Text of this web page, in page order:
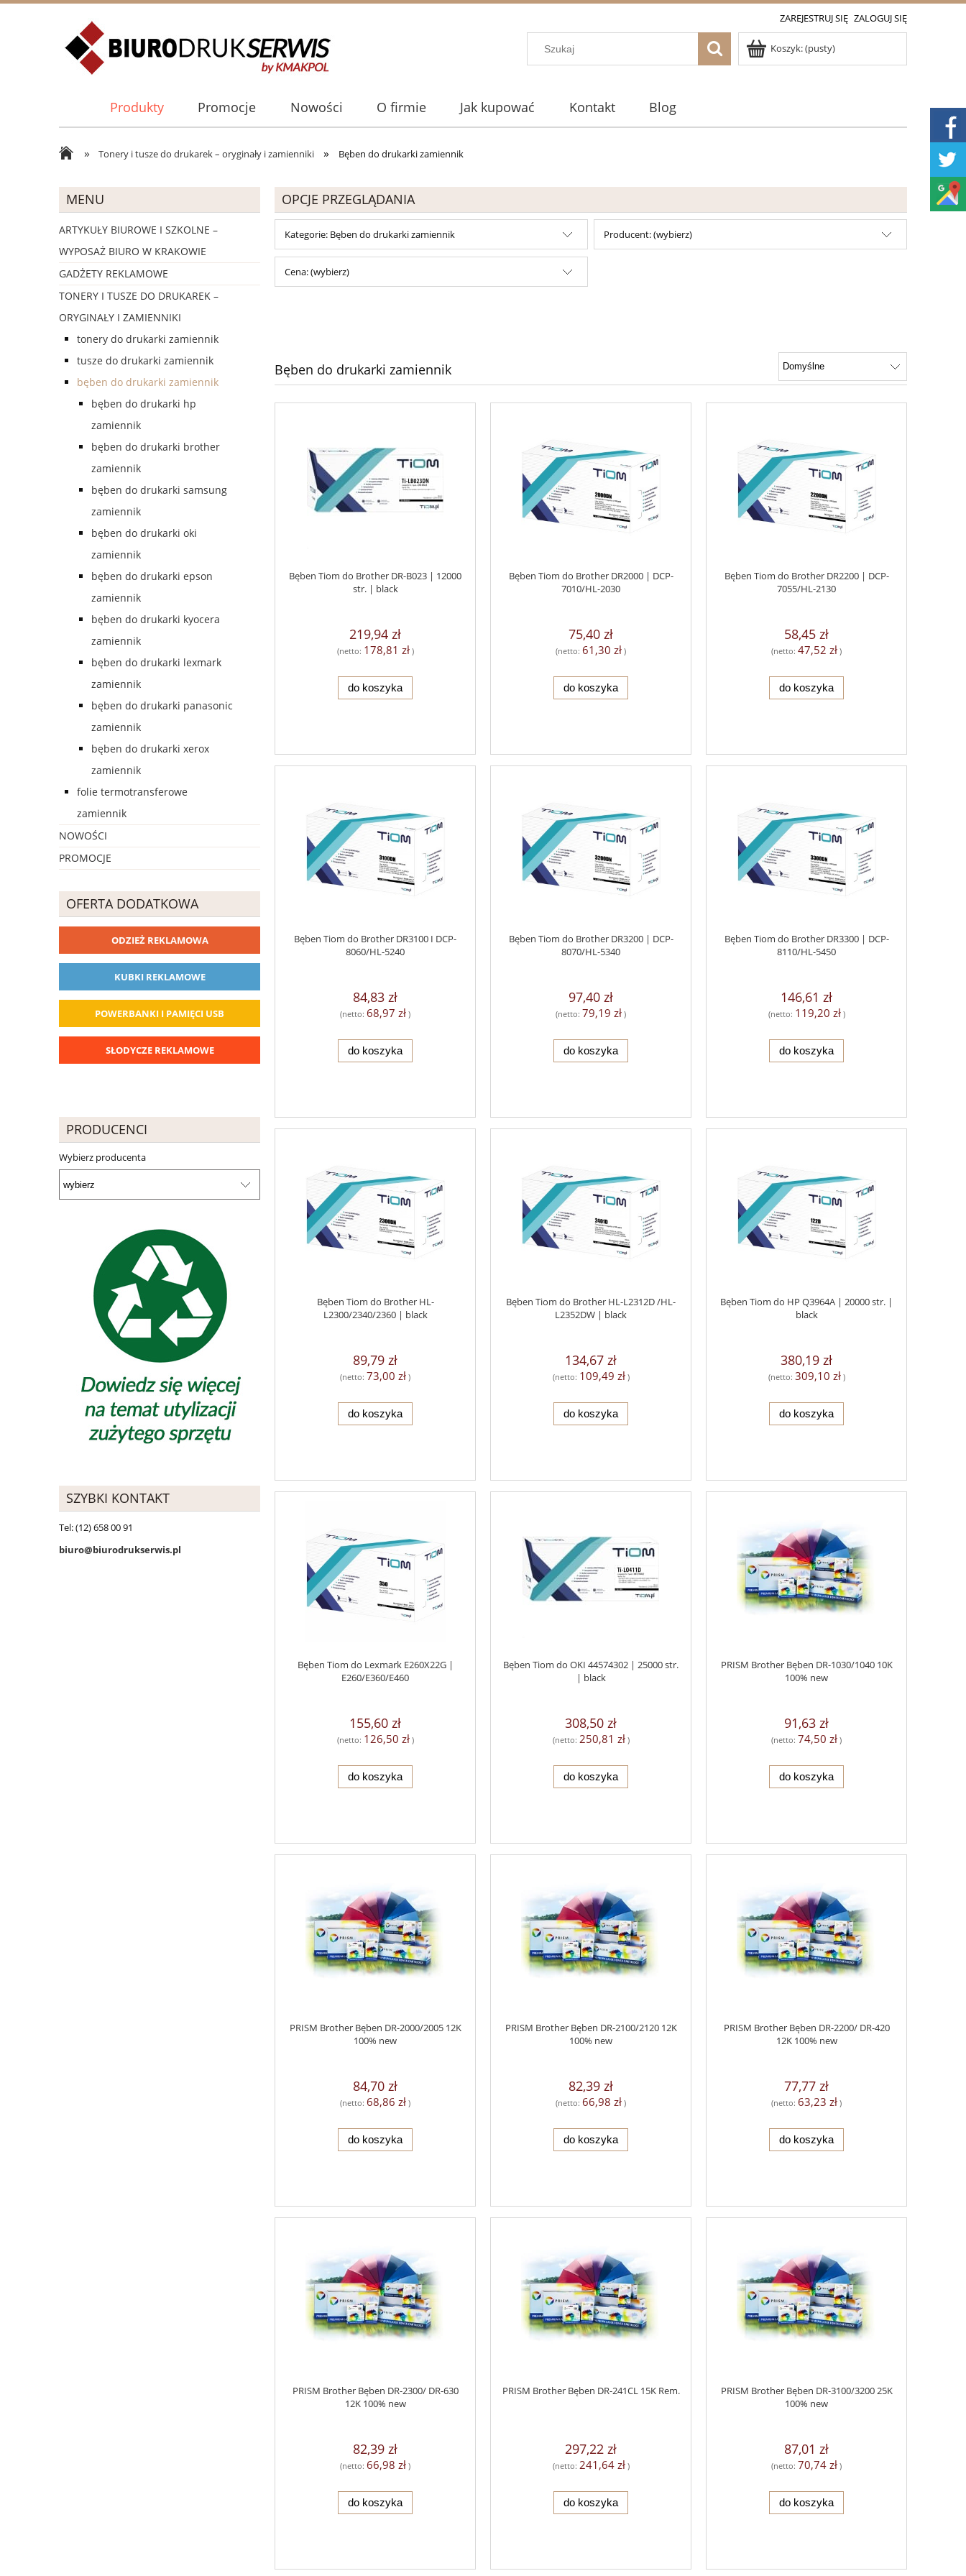
ZAREJESTRUJ SIĘ ZALOGUJ SIĘ
Koszyk:(pusty)
Produkty Promocje Nowości O firmie Jak kupować Kontakt Blog
» Tonery i tusze do drukarek – oryginały i zamienniki » Bęben do drukarki zamiennik
MENU
ARTYKUŁY BIUROWE I SZKOLNE –
WYPOSAŻ BIURO W KRAKOWIE
GADŻETY REKLAMOWE
TONERY I TUSZE DO DRUKAREK –
ORYGINAŁY I ZAMIENNIKI
tonery do drukarki zamiennik
tusze do drukarki zamiennik
bęben do drukarki zamiennik
bęben do drukarki hp
zamiennik
bęben do drukarki brother
zamiennik
bęben do drukarki samsung
zamiennik
bęben do drukarki oki
zamiennik
bęben do drukarki epson
zamiennik
bęben do drukarki kyocera
zamiennik
bęben do drukarki lexmark
zamiennik
bęben do drukarki panasonic
zamiennik
bęben do drukarki xerox
zamiennik
folie termotransferowe
zamiennik
NOWOŚCI
PROMOCJE
OFERTA DODATKOWA
ODZIEŻ REKLAMOWA
KUBKI REKLAMOWE
POWERBANKI I PAMIĘCI USB
SŁODYCZE REKLAMOWE
PRODUCENCI
Wybierz producenta
SZYBKI KONTAKT
Tel: (12) 658 00 91
biuro@biurodrukserwis.pl
OPCJE PRZEGLĄDANIA
Kategorie: Bęben do drukarki zamiennik Producent: (wybierz)
Cena: (wybierz)
Bęben do drukarki zamiennik
Bęben Tiom do Brother DR-B023 | 12000
str. | black
219,94 zł
(netto: 178,81 zł)
do koszyka
Bęben Tiom do Brother DR2000 | DCP-
7010/HL-2030
75,40 zł
(netto: 61,30 zł )
do koszyka
Bęben Tiom do Brother DR2200 | DCP-
7055/HL-2130
58,45 zł
(netto: 47,52 zł )
do koszyka
Bęben Tiom do Brother DR3100 I DCP-
8060/HL-5240
84,83 zł
(netto: 68,97 zł )
do koszyka
Bęben Tiom do Brother DR3200 | DCP-
8070/HL-5340
97,40 zł
(netto: 79,19 zł )
do koszyka
Bęben Tiom do Brother DR3300 | DCP-
8110/HL-5450
146,61 zł
(netto: 119,20 zł)
do koszyka
Bęben Tiom do Brother HL-
L2300/2340/2360 | black
89,79 zł
(netto: 73,00 zł )
do koszyka
Bęben Tiom do Brother HL-L2312D /HL-
L2352DW | black
134,67 zł
(netto: 109,49 zł)
do koszyka
Bęben Tiom do HP Q3964A | 20000 str. |
black
380,19 zł
(netto: 309,10 zł)
do koszyka
Bęben Tiom do Lexmark E260X22G |
E260/E360/E460
155,60 zł
(netto: 126,50 zł)
do koszyka
Bęben Tiom do OKI 44574302 | 25000 str.
| black
308,50 zł
(netto: 250,81 zł)
do koszyka
PRISM Brother Bęben DR-1030/1040 10K
100% new
91,63 zł
(netto: 74,50 zł )
do koszyka
PRISM Brother Bęben DR-2000/2005 12K
100% new
84,70 zł
(netto: 68,86 zł )
do koszyka
PRISM Brother Bęben DR-2100/2120 12K
100% new
82,39 zł
(netto: 66,98 zł )
do koszyka
PRISM Brother Bęben DR-2200/ DR-420
12K 100% new
77,77 zł
(netto: 63,23 zł )
do koszyka
PRISM Brother Bęben DR-2300/ DR-630
12K 100% new
82,39 zł
(netto: 66,98 zł )
do koszyka
PRISM Brother Bęben DR-241CL 15K Rem.
297,22 zł
(netto: 241,64 zł)
do koszyka
PRISM Brother Bęben DR-3100/3200 25K
100% new
87,01 zł
(netto: 70,74 zł )
do koszyka